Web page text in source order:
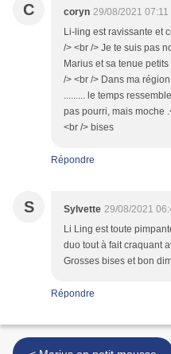
C coryn 29/08/2021 07:11
Li-ling est ravissante et
/> <br /> Je te suis pas
Marius et sa tenue
/> <br /> Dans ma
......... le temps
pas pourri, mais moche
<br /> bises
Répondre
S Sylvette 29/08/2021
Li Ling est toute
duo tout à fait craquant
Grosses bises et bon
Répondre